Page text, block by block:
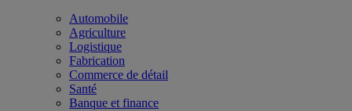
Automobile
Agriculture
Logistique
Fabrication
Commerce de détail
Santé
Banque et finance